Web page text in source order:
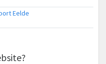
Eelde